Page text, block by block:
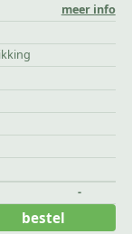
meer info
-
bestel